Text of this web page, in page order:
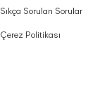
Sıkça Sorulan Sorular
Çerez Politikası